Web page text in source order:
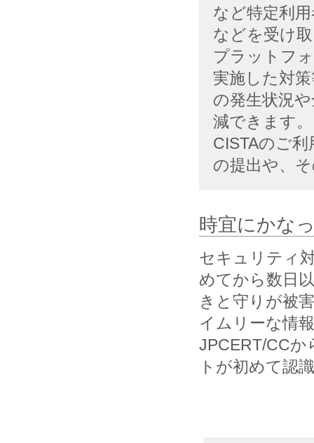
など特定利
などを受け
プラットフ
実施した対
の発生状況
減できます。
CISTAのご
の提出や、
時宜にかな
セキュリティ
めてから数日
きと守りが被
イムリーな情
JPCERT/CCか
トが初めて認